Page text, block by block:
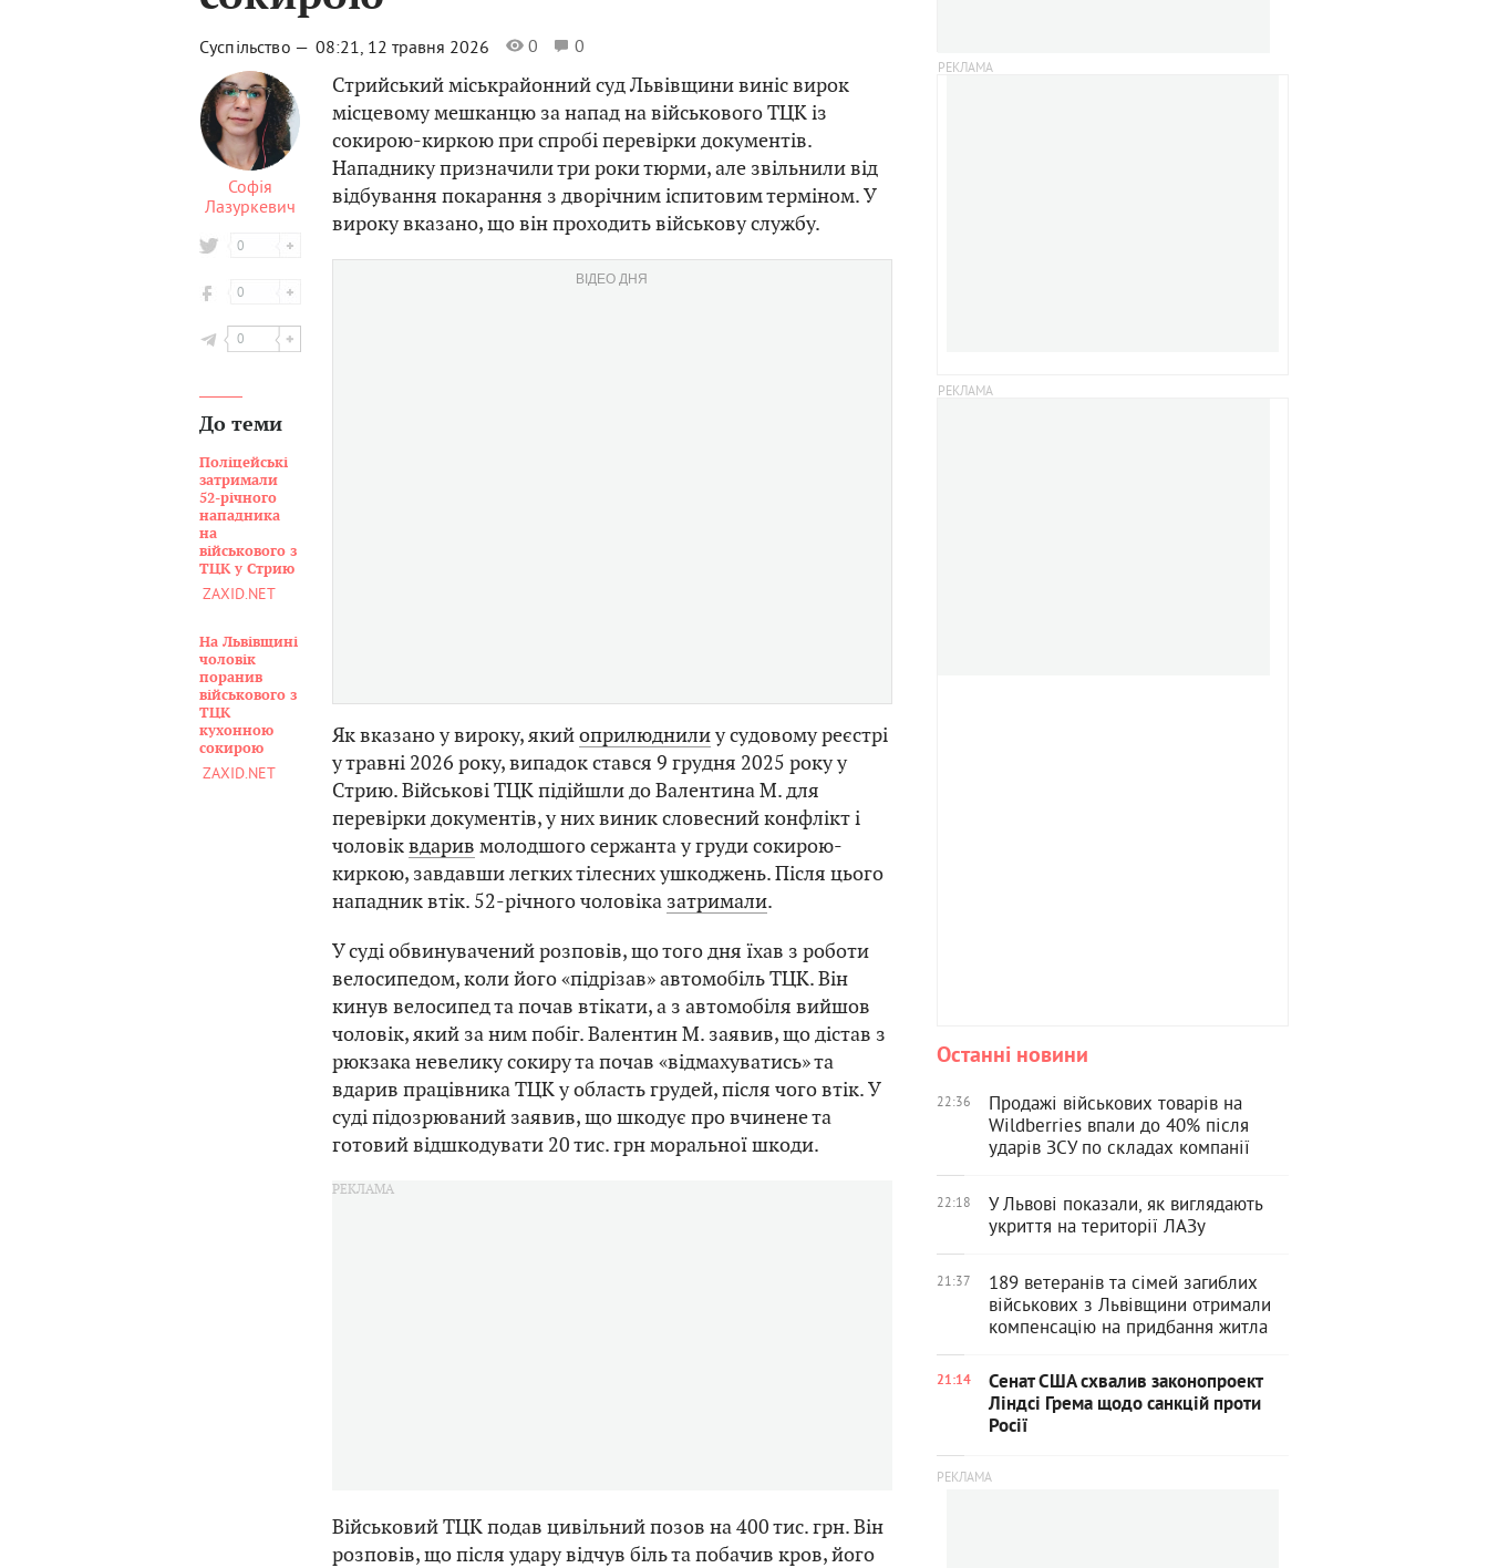
Суспільство — 08:21, 12 травня 2026 0 0
Софія
Лазуркевич
0
0
0
До теми
Поліцейські
затримали
52-річного
нападника
на
військового з
ТЦК у Стрию
ZAXID.NET
На Львівщині
чоловік
поранив
військового з
ТЦК
кухонною
сокирою
ZAXID.NET
Стрийський міськрайонний суд Львівщини виніс вирок
місцевому мешканцю за напад на військового ТЦК із
сокирою-киркою при спробі перевірки документів.
Нападнику призначили три роки тюрми, але звільнили від
відбування покарання з дворічним іспитовим терміном. У
вироку вказано, що він проходить військову службу.
ВІДЕО ДНЯ
Як вказано у вироку, якийоприлюднилиу судовому реєстрі
у травні 2026 року, випадок стався 9 грудня 2025 року у
Стрию. Військові ТЦК підійшли до Валентина М. для
перевірки документів, у них виник словесний конфлікт і
чоловіквдарив молодшого сержанта у груди сокирою-
киркою, завдавши легких тілесних ушкоджень. Після цього
нападник втік. 52-річного чоловіка затримали.
У суді обвинувачений розповів, що того дня їхав з роботи
велосипедом, коли його «підрізав» автомобіль ТЦК. Він
кинув велосипед та почав втікати, а з автомобіля вийшов
чоловік, який за ним побіг. Валентин М. заявив, що дістав з
рюкзака невелику сокиру та почав «відмахуватись» та
вдарив працівника ТЦК у область грудей, після чого втік. У
суді підозрюваний заявив, що шкодує про вчинене та
готовий відшкодувати 20 тис. грн моральної шкоди.
Військовий ТЦК подав цивільний позов на 400 тис. грн. Він
розповів, що після удару відчув біль та побачив кров, його
Останні новини
22:36
Продажі військових товарів на
Wildberries впали до 40% після
ударів ЗСУ по складах компанії
22:18
У Львові показали, як виглядають
укриття на території ЛАЗу
21:37
189 ветеранів та сімей загиблих
військових з Львівщини отримали
компенсацію на придбання житла
21:14
Сенат США схвалив законопроект
Ліндсі Грема щодо санкцій проти
Росії